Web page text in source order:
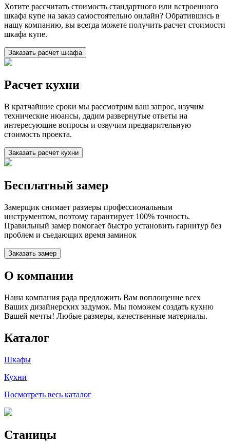
Хотите рассчитать стоимость стандартного или встроенного
шкафа купе на заказ самостоятельно онлайн? Обратившись в
нашу компанию, вы всегда можете получить расчет стоимости
шкафа купе.
Заказать расчет шкафа
Расчет кухни
В кратчайшие сроки мы рассмотрим ваш запрос, изучим
технические нюансы, дадим развернутые ответы на
интересующие вопросы и озвучим предварительную
стоимость проекта.
Заказать расчет кухни
Бесплатный замер
Замерщик снимает размеры профессиональным
инструментом, поэтому гарантирует 100% точность.
Правильный замер помогает быстро установить гарнитур без
проблем и съедающих время заминок
Заказать замер
О компании
Наша компания рада предложить Вам воплощение всех
Ваших дизайнерских задумок. Мы поможем создать кухню
Вашей мечты! Любые размеры, качественные материалы.
Каталог
Шкафы
Кухни
Посмотреть весь каталог
Станицы